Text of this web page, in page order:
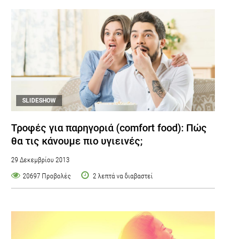
SLIDESHOW
Τροφές για παρηγοριά (comfort food): Πώς
θα τις κάνουμε πιο υγιεινές;
29 Δεκεμβρίου 2013
20697 Προβολές
2 λεπτά να διαβαστεί